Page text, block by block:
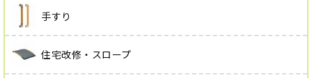
手すり
住宅改修・スロープ